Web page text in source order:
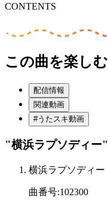
CONTENTS
この曲を楽しむ
配信情報
関連動画
#うたスキ動画
"横浜ラプソディー"
横浜ラプソディー
曲番号:102300